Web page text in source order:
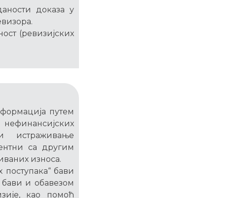
доказа у
(ревизијских
путем
истраживање
са другим
износа.
бави
и обавезом
као помоћ